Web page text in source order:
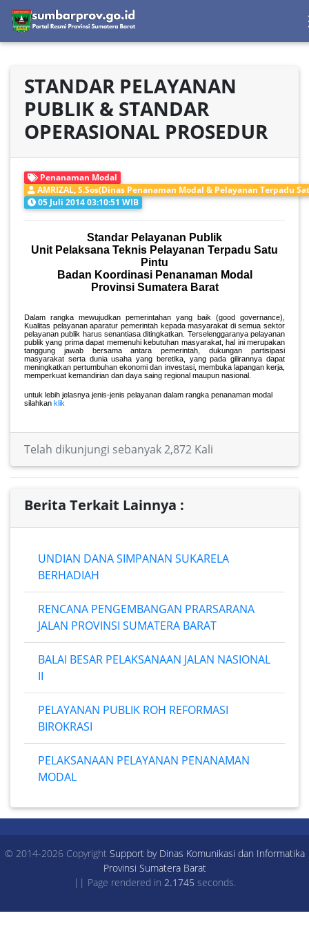
STANDAR PELAYANAN
PUBLIK & STANDAR
OPERASIONAL PROSEDUR
Penanaman Modal
AMRIZAL, S.Sos(Dinas Penanaman Modal & Pelayanan Terpadu
05 Juli 2014 03:10:51 WIB
Standar Pelayanan Publik
Unit Pelaksana Teknis Pelayanan Terpadu Satu
Pintu
Badan Koordinasi Penanaman Modal
Provinsi Sumatera Barat
Dalam rangka mewujudkan pemerintahan yang baik (good governance),
Kualitas pelayanan aparatur pemerintah kepada masyarakat di semua sektor
pelayanan publik harus senantiasa ditingkatkan. Terselenggaranya pelayanan
publik yang prima dapat memenuhi kebutuhan masyarakat, hal ini merupakan
tanggung jawab bersama antara pemerintah, dukungan partisipasi
masyarakat serta dunia usaha yang beretika, yang pada gilirannya dapat
meningkatkan pertumbuhan ekonomi dan investasi, membuka lapangan kerja,
memperkuat kemandirian dan daya saing regional maupun nasional.
untuk lebih jelasnya jenis-jenis pelayanan dalam rangka penanaman modal
silahkan klik
Telah dikunjungi sebanyak 2,872 Kali
Berita Terkait Lainnya :
UNDIAN DANA SIMPANAN SUKARELA
BERHADIAH
RENCANA PENGEMBANGAN PRARSARANA
JALAN PROVINSI SUMATERA BARAT
BALAI BESAR PELAKSANAAN JALAN NASIONAL
II
PELAYANAN PUBLIK ROH REFORMASI
BIROKRASI
PELAKSANAAN PELAYANAN PENANAMAN
MODAL
© 2014-2026 Copyright Support by Dinas Komunikasi dan Informatika
Provinsi Sumatera Barat
|| Page rendered in 2.1745 seconds.